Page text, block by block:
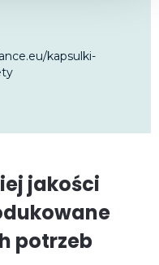
kapsulki-
jakości
potrzeb